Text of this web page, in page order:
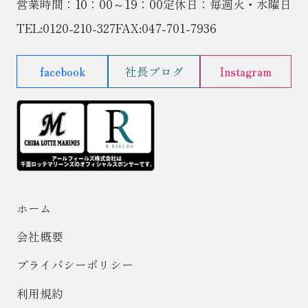
営業時間：10：00～19：00定休日：毎週火・水曜日
TEL:0120-210-327FAX:047-701-7936
facebook 社長ブログ Instagram
ホーム
会社概要
プライバシーポリシー
利用規約